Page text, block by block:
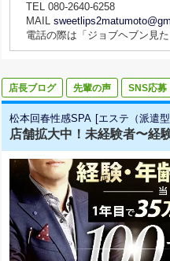
TEL 080-2640-6258
MAIL
電話の際は「ジョブヘブン見
店長ブログ 先輩の声 SNS応募
松本回春性感SPA [エステ（派遣型
店舗拡大中！未経験者〜経